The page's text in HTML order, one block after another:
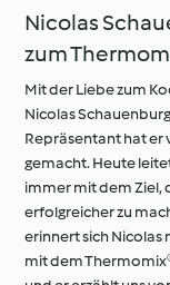
Nicolas
zum
Mit der Liebe zum
Nicolas
Repräsentant hat er
gemacht. Heute
immer mit dem Ziel,
erfolgreicher zu
erinnert sich Nicolas
mit dem